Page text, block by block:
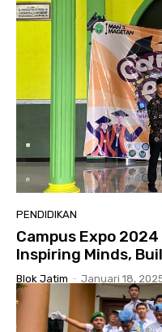
PENDIDIKAN
Campus Expo
Inspiring Minds,
Blok Jatim - Januari 18,